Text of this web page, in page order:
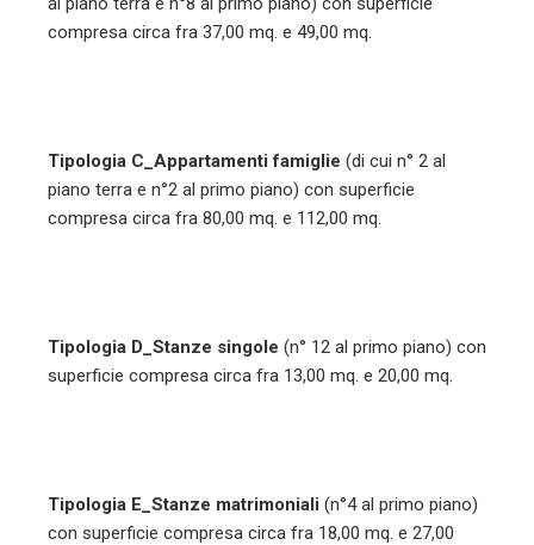
compresa circa fra 37,00 mq. e 49,00 mq.
Tipologia C_Appartamenti famiglie (di cui n° 2 al
piano terra e n°2 al primo piano) con superficie
compresa circa fra 80,00 mq. e 112,00 mq.
Tipologia D_Stanze singole (n° 12 al primo piano) con
superficie compresa circa fra 13,00 mq. e 20,00 mq.
Tipologia E_Stanze matrimoniali (n°4 al primo piano)
con superficie compresa circa fra 18,00 mq. e 27,00